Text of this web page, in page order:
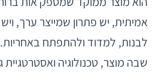
אמיתית, יש פתרון שמייצר ערך,
לבנות, למדוד ולהתפתח באחריות.
שבה מוצר, טכנולוגיה ואסטרטגיית